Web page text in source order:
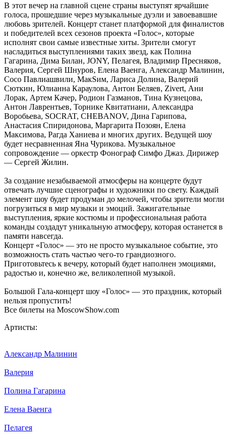
В этот вечер на главной сцене страны выступят ярчайшие
голоса, прошедшие через музыкальные дуэли и завоевавшие
любовь зрителей. Концерт станет платформой для финалистов
и победителей всех сезонов проекта «Голос», которые
исполнят свои самые известные хиты. Зрители смогут
насладиться выступлениями таких звезд, как Полина
Гагарина, Дима Билан, JONY, Пелагея, Владимир Пресняков,
Валерия, Сергей Шнуров, Елена Ваенга, Александр Малинин,
Сосо Павлиашвили, МакSим, Лариса Долина, Валерий
Сюткин, Юлианна Караулова, Антон Беляев, Zivert, Ани
Лорак, Артем Качер, Родион Газманов, Тина Кузнецова,
Антон Лаврентьев, Торнике Квитатиани, Александра
Воробьева, SOCRAT, CHEBANOV, Дина Гарипова,
Анастасия Спиридонова, Маргарита Позоян, Елена
Максимова, Рагда Ханиева и многих других. Ведущей шоу
будет несравненная Яна Чурикова. Музыкальное
сопровождение — оркестр Фонограф Симфо Джаз. Дирижер
— Сергей Жилин.
За создание незабываемой атмосферы на концерте будут
отвечать лучшие сценографы и художники по свету. Каждый
элемент шоу будет продуман до мелочей, чтобы зрители могли
погрузиться в мир музыки и эмоций. Зажигательные
выступления, яркие костюмы и профессиональная работа
команды создадут уникальную атмосферу, которая останется в
памяти навсегда.
Концерт «Голос» — это не просто музыкальное событие, это
возможность стать частью чего-то грандиозного.
Приготовьтесь к вечеру, который будет наполнен эмоциями,
радостью и, конечно же, великолепной музыкой.
Большой Гала-концерт шоу «Голос» — это праздник, который
нельзя пропустить!
Все билеты на MoscowShow.com
Артисты:
Александр Малинин
Валерия
Полина Гагарина
Елена Ваенга
Пелагея